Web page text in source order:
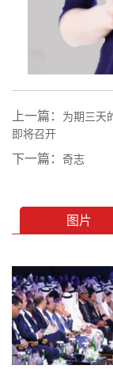
上一篇： 为期三天
即将召开
下一篇： 奇志
图片